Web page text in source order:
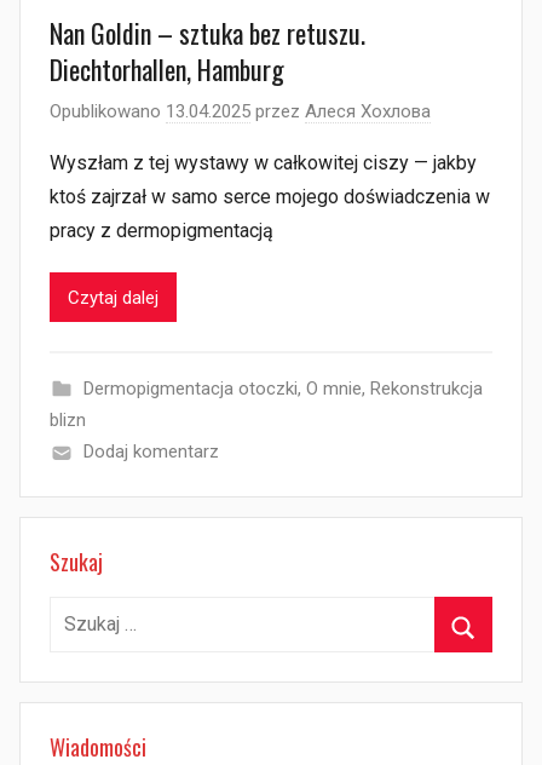
Nan Goldin – sztuka bez retuszu.
Diechtorhallen, Hamburg
Opublikowano 13.04.2025 przez Алеся Хохлова
Wyszłam z tej wystawy w całkowitej ciszy — jakby
ktoś zajrzał w samo serce mojego doświadczenia w
pracy z dermopigmentacją
Czytaj dalej
Dermopigmentacja otoczki, O mnie, Rekonstrukcja
blizn
Dodaj komentarz
Szukaj
Szukaj:
Wiadomości